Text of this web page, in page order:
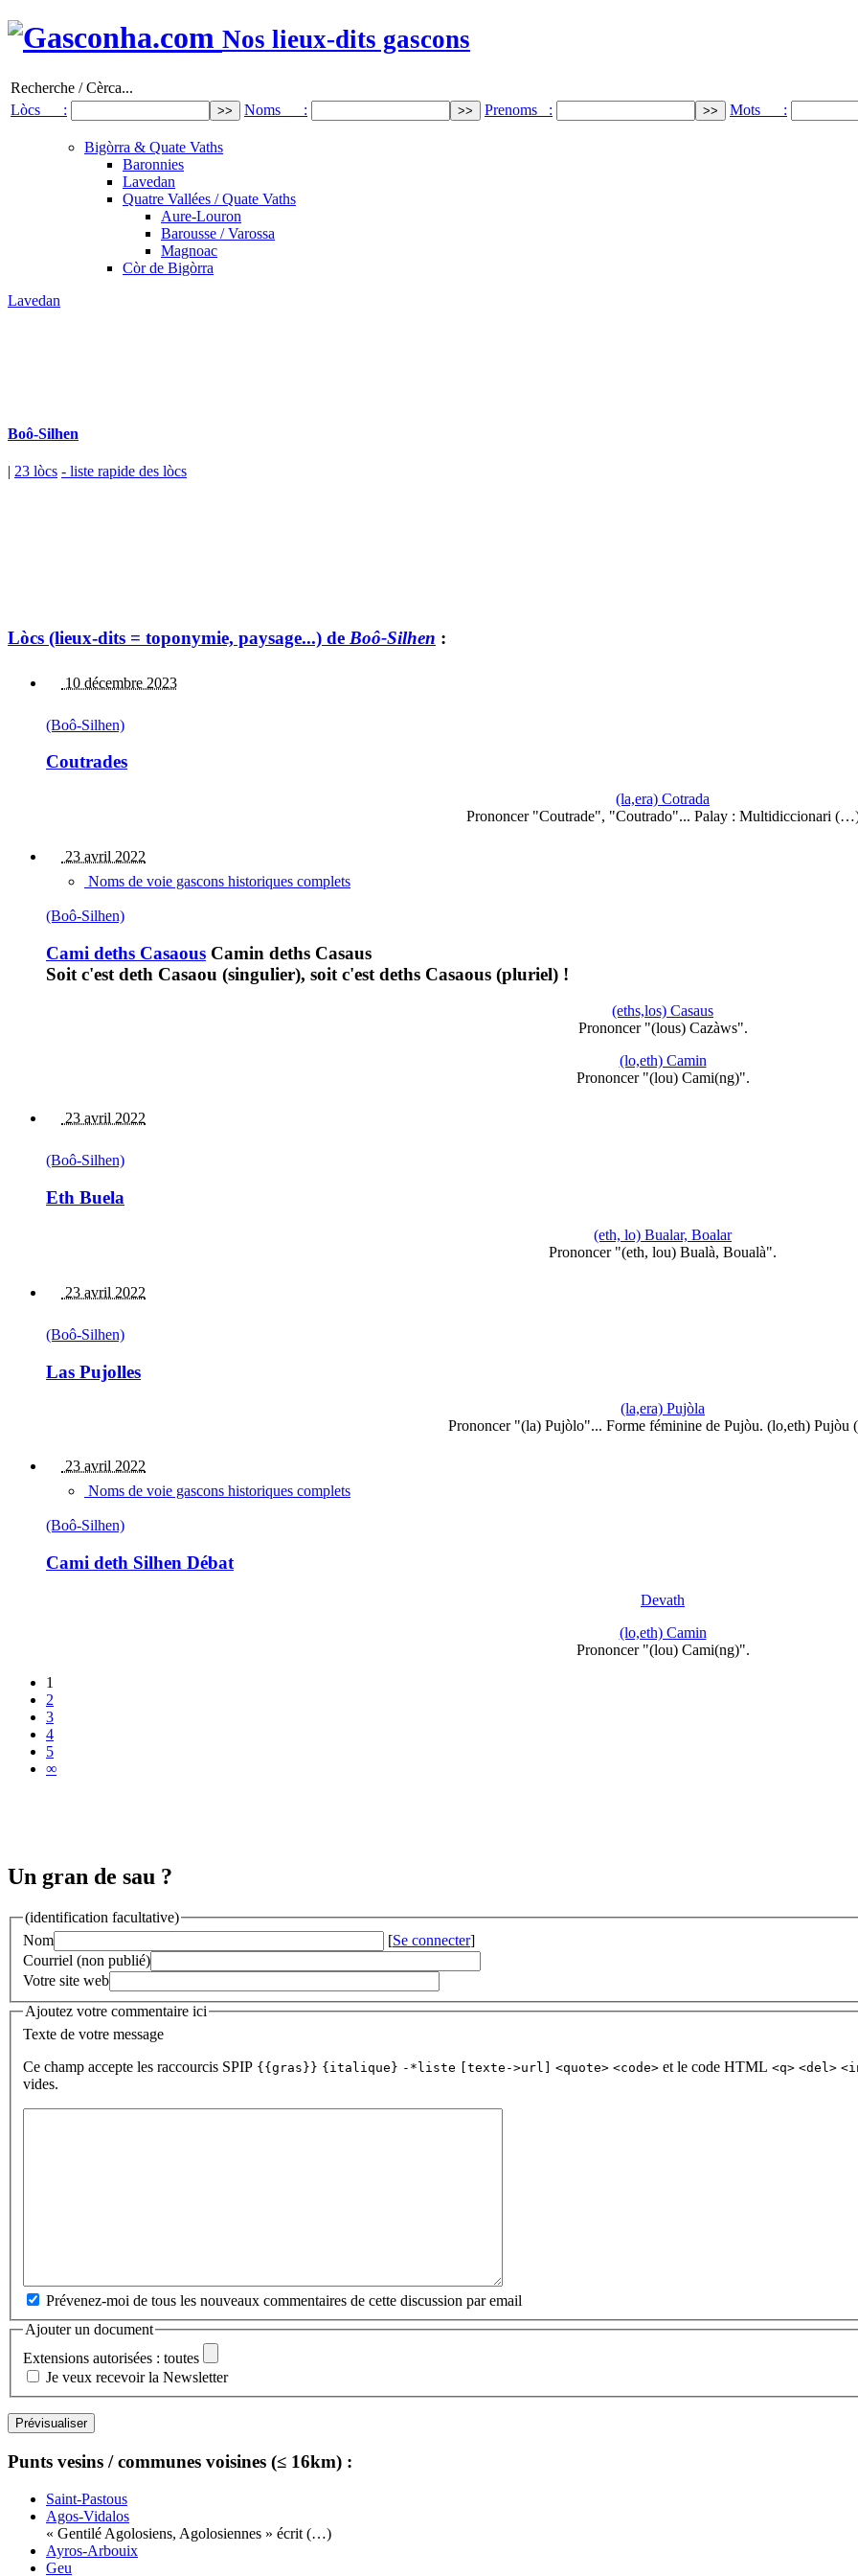
Nos lieux-dits gascons
Recherche / Cèrca...
Lòcs :
Noms : Prenoms : Mots :
Bigòrra & Quate Vaths
Baronnies
Lavedan
Quatre Vallées / Quate Vaths
Aure-Louron
Barousse / Varossa
Magnoac
Còr de Bigòrra
Lavedan
Boô-Silhen
| 23 lòcs - liste rapide des lòcs
Lòcs (lieux-dits = toponymie, paysage...) de Boô-Silhen :
10 décembre 2023
(Boô-Silhen)
Coutrades
(la,era) Cotrada
Prononcer "Coutrade", "Coutrado"... Palay : Multidiccionari
23 avril 2022
Noms de voie gascons historiques complets
(Boô-Silhen)
Cami deths Casaous Camin deths Casaus
Soit c'est deth Casaou (singulier), soit c'est deths Casaous (pluriel) !
(eths,los) Casaus
Prononcer "(lous) Cazàws".
(lo,eth) Camin
Prononcer "(lou) Cami(ng)".
23 avril 2022
(Boô-Silhen)
Eth Buela
(eth, lo) Bualar, Boalar
Prononcer "(eth, lou) Bualà, Boualà".
23 avril 2022
(Boô-Silhen)
Las Pujolles
(la,era) Pujòla
Prononcer "(la) Pujòlo"... Forme féminine de Pujòu. (lo,eth)
23 avril 2022
Noms de voie gascons historiques complets
(Boô-Silhen)
Cami deth Silhen Débat
Devath
(lo,eth) Camin
Prononcer "(lou) Cami(ng)".
1
2
3
4
5
∞
Un gran de sau ?
(identification facultative)
Nom
[Se connecter]
Courriel (non publié)
Votre site web
Ajoutez votre commentaire ici
Texte de votre message
Ce champ accepte les raccourcis SPIP {{gras}} {italique} -*liste [texte->url] <quote> <code> et le code HTML <q> <del>
vides.
Prévenez-moi de tous les nouveaux commentaires de cette discussion par email
Ajouter un document
Extensions autorisées : toutes
Je veux recevoir la Newsletter
Punts vesins / communes voisines (≤ 16km) :
Saint-Pastous
Agos-Vidalos
« Gentilé Agolosiens, Agolosiennes » écrit (…)
Ayros-Arbouix
Geu